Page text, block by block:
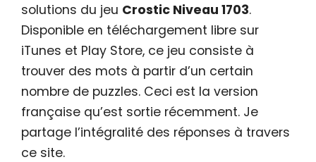
solutions du jeu Crostic Niveau 1703.
Disponible en téléchargement libre sur
iTunes et Play Store, ce jeu consiste à
trouver des mots à partir d’un certain
nombre de puzzles. Ceci est la version
française qu’est sortie récemment. Je
partage l’intégralité des réponses à travers
ce site.